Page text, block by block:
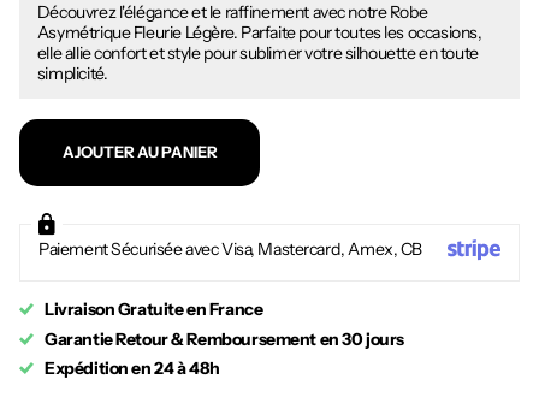
Découvrez l'élégance et le raffinement avec notre Robe
Asymétrique Fleurie Légère. Parfaite pour toutes les occasions,
elle allie confort et style pour sublimer votre silhouette en toute
simplicité.
AJOUTER AU PANIER
Paiement Sécurisée avec Visa, Mastercard, Amex, CB
Livraison Gratuite en France
Garantie Retour & Remboursement en 30 jours
Expédition en 24 à 48h